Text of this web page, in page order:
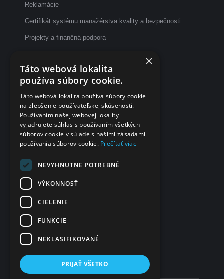
Reklamácie
Certifikát systému manažérstva kvality a bezpečnosti
Projekty a finančná podpora
Dotazník spokojnosti po vyšetrení
Fakturačné údaje
eČasenka s.r.o.
Svätoplukova 2
984 01 Lučenec
Slovensko
IČO
48 322 989
2120135028
IČ DPH
SK2120135028
×
Táto webová lokalita
používa súbory cookie.
Táto webová lokalita používa súbory cookie
na zlepšenie používateľskej skúsenosti.
Používaním našej webovej lokality
vyjadrujete súhlas s používaním všetkých
súborov cookie v súlade s našimi zásadami
používania súborov cookie. Prečítať viac
NEVYHNUTNE POTREBNÉ
VÝKONNOSŤ
CIELENIE
FUNKCIE
NEKLASIFIKOVANÉ
PRIJAŤ VŠETKO